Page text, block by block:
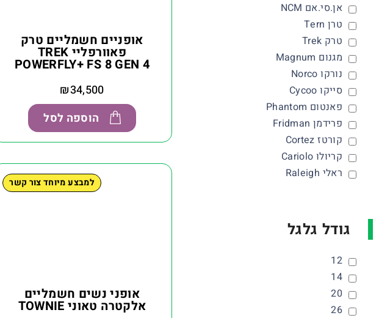
אן.סי.אם NCM
טרן Tern
טרק Trek
מגנום Magnum
נורקו Norco
סייקו Cycoo
פאנטום Phantom
פרידמן Fridman
קורטז Cortez
קריולו Cariolo
ראלי Raleigh
גודל גלגל
12
14
20
26
אופניים חשמליים טרק
פאוורפליי TREK
POWERFLY+ FS 8 GEN 4
₪34,500
הוספה לסל
למבצע מיוחד צור קשר
אופני נשים חשמליים
אלקטרה טאוני TOWNIE